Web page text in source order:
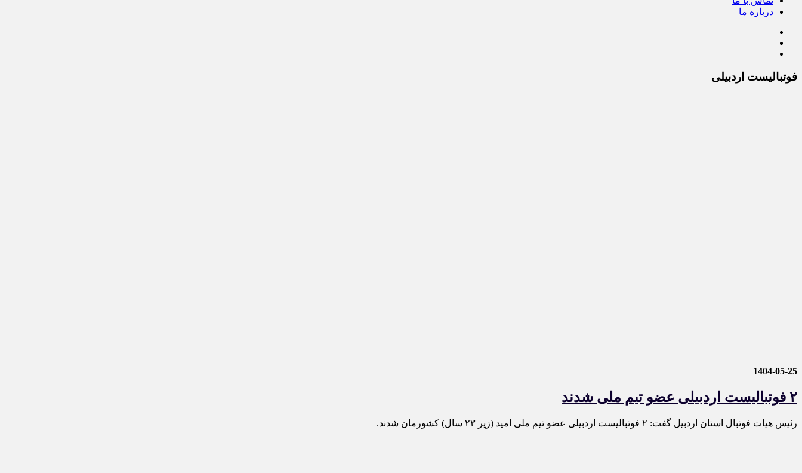
درباره ما
فوتبالیست اردبیلی
1404-05-25
۲ فوتبالیست اردبیلی عضو تیم ملی شدند
رئیس هیات فوتبال استان اردبیل گفت: ۲ فوتبالیست اردبیلی عضو تیم ملی امید (زیر ۲۳ سال) کشورمان شدند.